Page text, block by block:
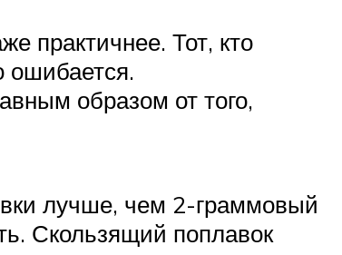
практичнее. Тот, кто
ошибается.
образом от того,
лучше, чем 2-граммовый
Скользящий поплавок